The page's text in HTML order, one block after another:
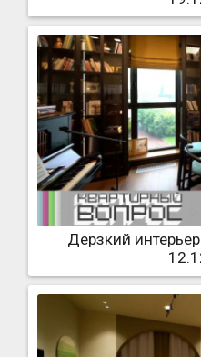
Дерзкий